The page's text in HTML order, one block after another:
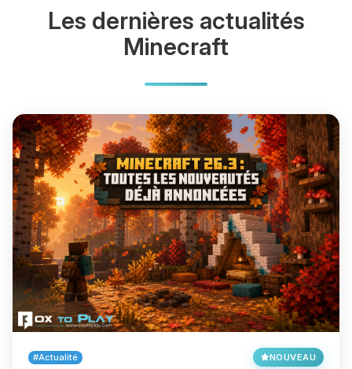
Les dernières actualités
Minecraft
#Actualité NOUVEAU